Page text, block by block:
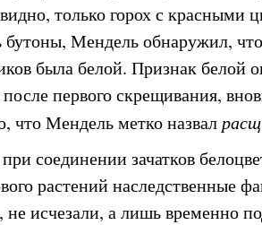
только горох с красными
бутоны, Мендель обнаружил,
была белой. Признак белой
первого скрещивания,
что Мендель метко назвал
соединении зачатков
растений наследственные
не исчезали, а лишь временно